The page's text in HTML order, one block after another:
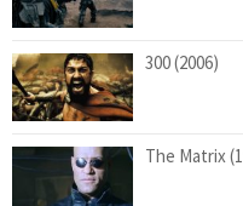
300 (2006)
The Matrix